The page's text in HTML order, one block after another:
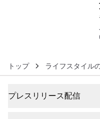
トップ ライフスタイル
プレスリリース配信